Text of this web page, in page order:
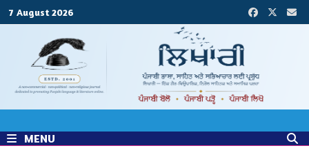
7 August 2026
MENU